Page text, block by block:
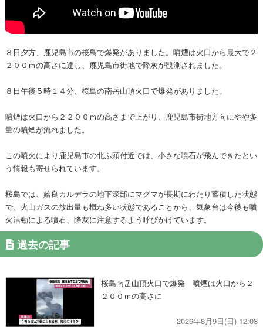
８日夕方、鹿児島市の桜島で爆発がありました。噴煙は火口から最大で２
２００ｍの高さに達し、鹿児島市街地で降灰が観測されました。
８日午後５時１４分、桜島の南岳山頂火口で爆発がありました。
噴煙は火口から２２００ｍの高さまで上がり、鹿児島市街地方向にやや多
量の噴煙が流れました。
この噴火により鹿児島市の北ふ頭付近では、小さな噴石が飛んできたとい
う情報も寄せられています。
桜島では、姶良カルデラの地下深部にマグマが長期にわたり蓄積した状態
で、火山ガスの放出量も概ね多い状態であることから、気象台は今後も噴
火活動による噴石、降灰に注意するよう呼びかけています。
過去の記事
桜島南岳山頂火口で爆発 噴煙は火口から２
２００ｍの高さに
2026年8月9日(日) 12:08